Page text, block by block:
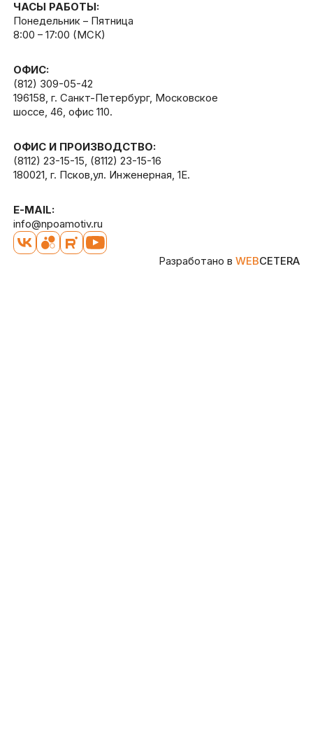
ЧАСЫ РАБОТЫ:
Понедельник – Пятница
8:00 – 17:00 (МСК)
ОФИС:
(812) 309-05-42
196158, г. Санкт-Петербург, Московское
шоссе, 46, офис 110.
ОФИС И ПРОИЗВОДСТВО:
(8112) 23-15-15, (8112) 23-15-16
180021, г. Псков,ул. Инженерная, 1Е.
E-MAIL:
info@npoamotiv.ru
Разработано вWEBCETERA